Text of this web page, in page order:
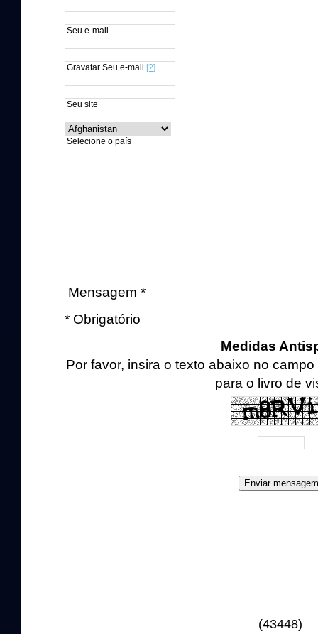
Seu e-mail
Gravatar Seu e-mail [?]
Seu site
Selecione o país
Mensagem *
* Obrigatório
Medidas
Por favor, insira o texto abaixo no
para o livro de
(43448)